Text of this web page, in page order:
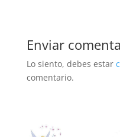
Enviar
Lo siento, debes estar
comentario.